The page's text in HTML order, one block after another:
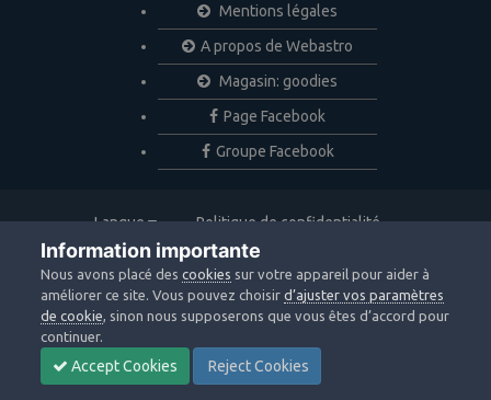
Mentions légales
A propos de Webastro
Magasin: goodies
Page Facebook
Groupe Facebook
Langue
Politique de confidentialité
Nous contacter
Copyright © 2020 Webastro
Powered by Invision Community
Information importante
Nous avons placé descookies sur votre appareil pour aider à
améliorer ce site. Vous pouvez choisird’ajuster vos paramètres
de cookie, sinon nous supposerons que vous êtes d’accord pour
continuer.
Accept Cookies Reject Cookies